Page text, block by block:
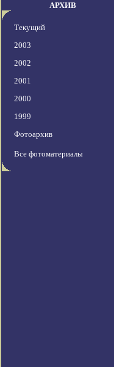
АРХИВ
Текущий
2003
2002
2001
2000
1999
Фотоархив
Все фотоматериалы